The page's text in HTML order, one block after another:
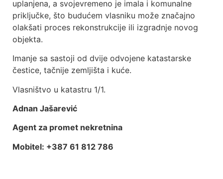
uplanjena, a svojevremeno je imala i komunalne
priključke, što budućem vlasniku može značajno
olakšati proces rekonstrukcije ili izgradnje novog
objekta.
Imanje sa sastoji od dvije odvojene katastarske
čestice, tačnije zemljišta i kuće.
Vlasništvo u katastru 1/1.
Adnan Jašarević
Agent za promet nekretnina
Mobitel: +387 61 812 786